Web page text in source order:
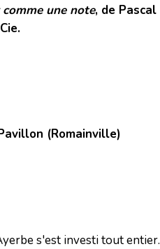
comme une note, de Pascal
(Romainville)
s'est investi tout entier.